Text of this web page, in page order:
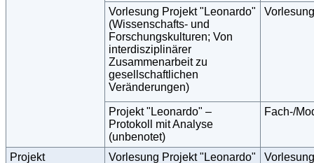
Vorlesung Projekt "Leonardo"
(Wissenschafts- und
Forschungskulturen; Von
interdisziplinärer
Zusammenarbeit zu
gesellschaftlichen
Veränderungen)
Vorlesung
Projekt "Leonardo" –
Protokoll mit Analyse
(unbenotet)
Fach-/
Projekt
Vorlesung Projekt "Leonardo"
Vorlesung